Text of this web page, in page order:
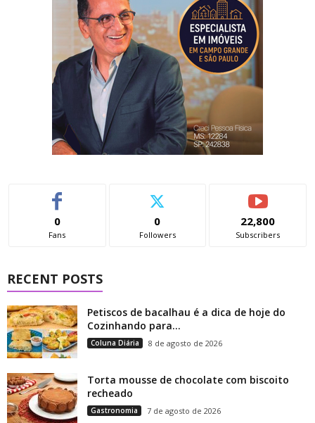
0
Fans
0
Followers
22,800
Subscribers
RECENT POSTS
Petiscos de bacalhau é a dica de hoje do
Cozinhando para...
Coluna Diária 8 de agosto de 2026
Torta mousse de chocolate com biscoito
recheado
Gastronomia 7 de agosto de 2026